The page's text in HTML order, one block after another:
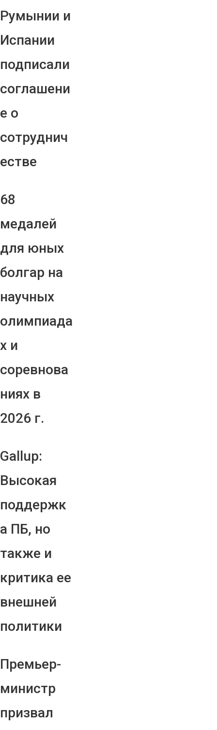
Румынии и
Испании
подписали
соглашени
е о
сотруднич
естве
68
медалей
для юных
болгар на
научных
олимпиада
х и
соревнова
ниях в
2026 г.
Gallup:
Высокая
поддержк
а ПБ, но
также и
критика ее
внешней
политики
Премьер-
министр
призвал